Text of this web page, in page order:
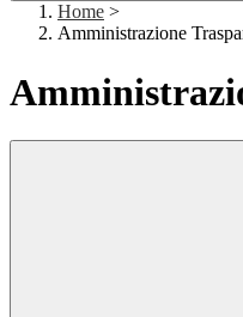
Home >
Amministrazione